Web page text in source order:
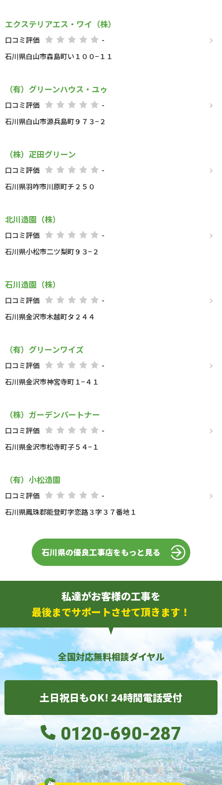
エクステリアエス・ワイ（株）
口コミ評価
-
石川県白山市森島町い１００−１１
（有）グリーンハウス・ユゥ
口コミ評価
-
石川県白山市源兵島町９７３−２
（株）疋田グリーン
口コミ評価
-
石川県羽咋市川原町チ２５０
北川造園（株）
口コミ評価
-
石川県小松市二ツ梨町９３−２
石川造園（株）
口コミ評価
-
石川県金沢市木越町タ２４４
（有）グリーンワイズ
口コミ評価
-
石川県金沢市神宮寺町１−４１
（株）ガーデンパートナー
口コミ評価
-
石川県金沢市松寺町子５４−１
（有）小松造園
口コミ評価
-
石川県鳳珠郡能登町字恋路３字３７番地１
石川県の優良工事店をもっと見る
私達がお客様の工事を
最後までサポートさせて頂きます！
全国対応無料相談ダイヤル
土日祝日もOK! 24時間電話受付
0120-690-287